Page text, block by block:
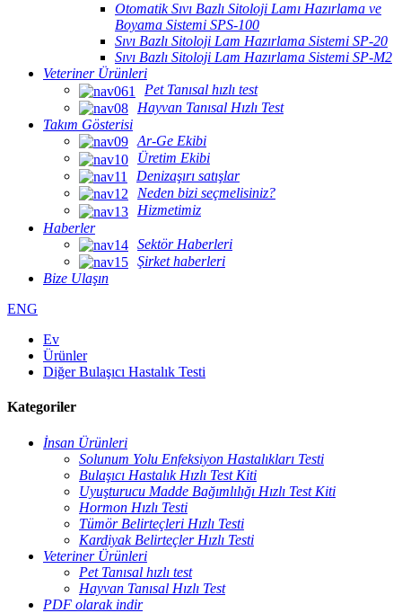
Otomatik Sıvı Bazlı Sitoloji Lamı Hazırlama ve
Boyama Sistemi SPS-100
Sıvı Bazlı Sitoloji Lam Hazırlama Sistemi SP-20
Sıvı Bazlı Sitoloji Lam Hazırlama Sistemi SP-M2
Veteriner Ürünleri
Pet Tanısal hızlı test
Hayvan Tanısal Hızlı Test
Takım Gösterisi
Ar-Ge Ekibi
Üretim Ekibi
Denizaşırı satışlar
Neden bizi seçmelisiniz?
Hizmetimiz
Haberler
Sektör Haberleri
Şirket haberleri
Bize Ulaşın
ENG
Ev
Ürünler
Diğer Bulaşıcı Hastalık Testi
Kategoriler
İnsan Ürünleri
Solunum Yolu Enfeksiyon Hastalıkları Testi
Bulaşıcı Hastalık Hızlı Test Kiti
Uyuşturucu Madde Bağımlılığı Hızlı Test Kiti
Hormon Hızlı Testi
Tümör Belirteçleri Hızlı Testi
Kardiyak Belirteçler Hızlı Testi
Veteriner Ürünleri
Pet Tanısal hızlı test
Hayvan Tanısal Hızlı Test
PDF olarak indir